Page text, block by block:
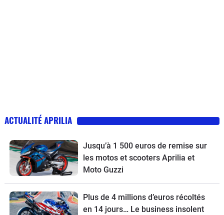
ACTUALITÉ APRILIA
Jusqu’à 1 500 euros de remise sur
les motos et scooters Aprilia et
Moto Guzzi
Plus de 4 millions d’euros récoltés
en 14 jours… Le business insolent